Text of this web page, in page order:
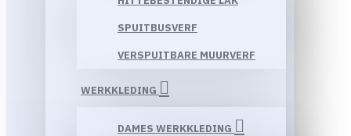
SPUITBUSVERF
VERSPUITBARE MUURVERF
WERKKLEDING
DAMES WERKKLEDING